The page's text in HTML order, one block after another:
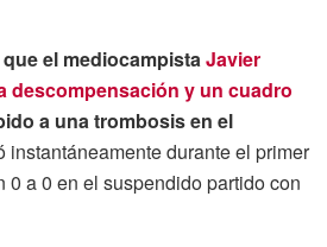
el mediocampistaJavier
descompensación y un cuadro
a una trombosis en el
instantáneamente durante el primer
0 a 0 en el suspendido partido con